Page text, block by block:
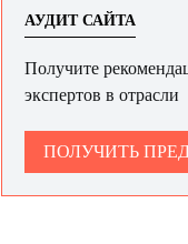
АУДИТ САЙТА
Получите
экспертов в отрасли
ПОЛУЧИТЬ